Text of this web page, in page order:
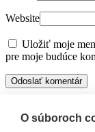
Website
Uložiť moje
pre moje budúce
spracovávajú
O súboroch